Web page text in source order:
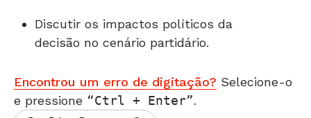
Discutir os impactos políticos da
decisão no cenário partidário.
Encontrou um erro de digitação? Selecione-o
e pressione
Ctrl + Enter .